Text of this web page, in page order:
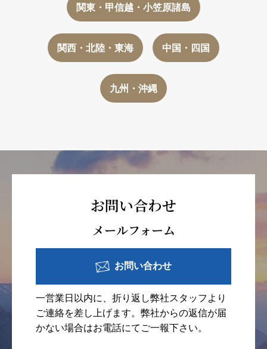
関東・甲信越・小笠原諸島
関西・北陸・東海 中国・四国
九州・沖縄
お問い合わせ
メールフォーム
お問い合わせ
一営業日以内に、折り返し弊社スタッフより
ご連絡を差し上げます。弊社からの返信が届
かない場合はお電話にてご一報下さい。